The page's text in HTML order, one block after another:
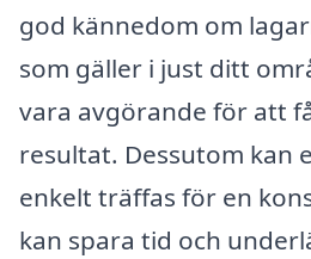
god kännedom om
som gäller i just ditt
vara avgörande för att
resultat. Dessutom kan
enkelt träffas för en
kan spara tid och